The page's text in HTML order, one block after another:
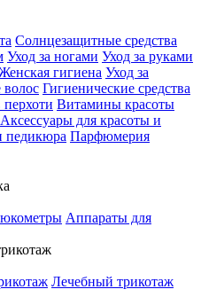
Солнцезащитные средства
Уход за ногами Уход за руками
гигиена Уход за
Гигиенические средства
Витамины красоты
Аксессуары для красоты и
педикюра Парфюмерия
Аппараты для
Лечебный трикотаж